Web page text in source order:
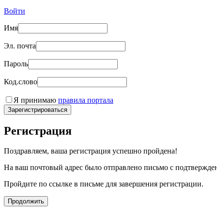
Войти
Имя
Эл. почта
Пароль
Код.слово
Я принимаю правила портала
Зарегистрироваться
Регистрация
Поздравляем, ваша регистрация успешно пройдена!
На ваш почтовый адрес было отправлено письмо с
Пройдите по ссылке в письме для завершения регистрации.
Продолжить